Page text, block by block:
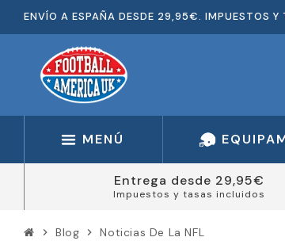
ENVÍO A ESPAÑA DESDE 29,95€. IMPUESTOS Y
MENÚ
Entrega desde 29,95€
Impuestos y tasas incluidos
chevron_right Blog chevron_right Noticias De La NFL